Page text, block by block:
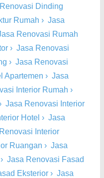
Dinding
Rumah › Jasa
Renovasi Rumah
› Jasa Renovasi
› Jasa Renovasi
Apartemen › Jasa
Interior Rumah ›
› Jasa Renovasi Interior
Hotel › Jasa
Interior
Ruangan › Jasa
› Jasa Renovasi Fasad
Eksterior › Jasa